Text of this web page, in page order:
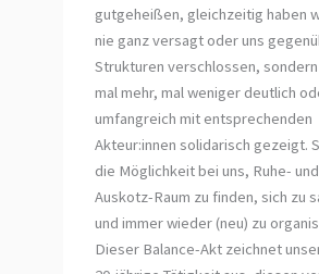
gutgeheißen, gleichzeitig haben
nie ganz versagt oder uns
Strukturen verschlossen, sondern
mal mehr, mal weniger deutlich
umfangreich mit entsprechenden
Akteur:innen solidarisch gezeigt.
die Möglichkeit bei uns, Ruhe-
Auskotz-Raum zu finden, sich zu
und immer wieder (neu) zu
Dieser Balance-Akt zeichnet